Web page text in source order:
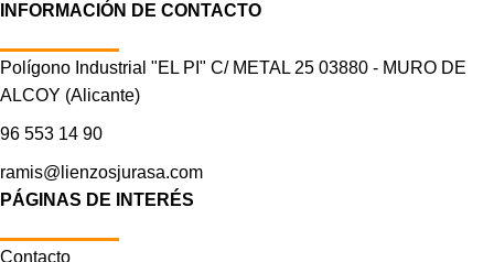
INFORMACIÓN DE CONTACTO
Polígono Industrial "EL PI" C/ METAL 25 03880 - MURO DE
ALCOY (Alicante)
96 553 14 90
ramis@lienzosjurasa.com
PÁGINAS DE INTERÉS
Contacto